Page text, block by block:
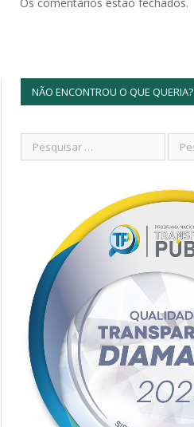
NÃO ENCONTROU O QUE QUERIA?